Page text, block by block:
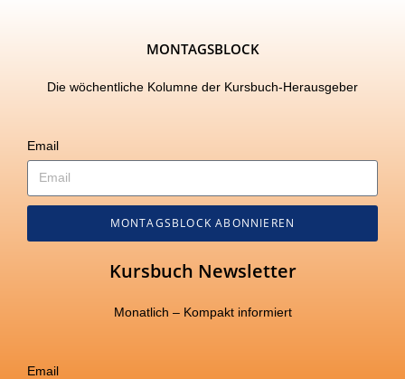
MONTAGSBLOCK
Die wöchentliche Kolumne der Kursbuch-Herausgeber
Email
MONTAGSBLOCK ABONNIEREN
Kursbuch Newsletter
Monatlich – Kompakt informiert
Email